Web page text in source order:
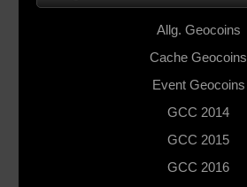
Allg. Geocoins
Cache Geocoins
Event Geocoins
GCC 2014
GCC 2015
GCC 2016